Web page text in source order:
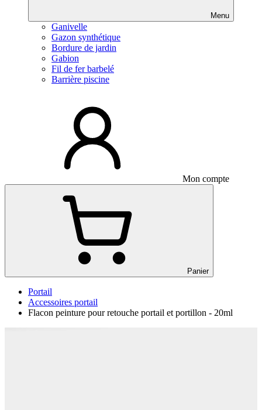
Menu
Ganivelle
Gazon synthétique
Bordure de jardin
Gabion
Fil de fer barbelé
Barrière piscine
Mon compte
Panier
Portail
Accessoires portail
Flacon peinture pour retouche portail et portillon - 20ml